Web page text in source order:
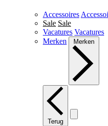
Accessoires
Sale Sale
Vacatures Vacatures
Merken
Merken
Terug